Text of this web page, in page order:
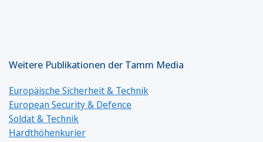
Weitere Publikationen der Tamm Media
Europäische Sicherheit & Technik
European Security & Defence
Soldat & Technik
Hardthöhenkurier